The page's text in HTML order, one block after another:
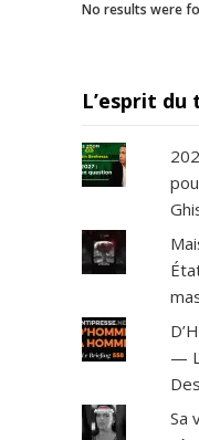
No results were
L’esprit du
—
Sa